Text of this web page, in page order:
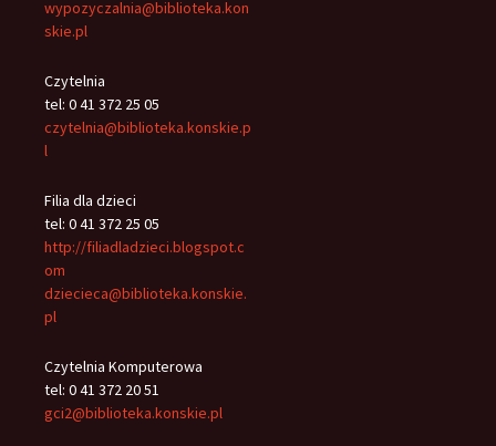
wypozyczalnia@biblioteka.kon
skie.pl
Czytelnia
tel: 0 41 372 25 05
czytelnia@biblioteka.konskie.p
l
Filia dla dzieci
tel: 0 41 372 25 05
http://filiadladzieci.blogspot.c
om
dziecieca@biblioteka.konskie.
pl
Czytelnia Komputerowa
tel: 0 41 372 20 51
gci2@biblioteka.konskie.pl